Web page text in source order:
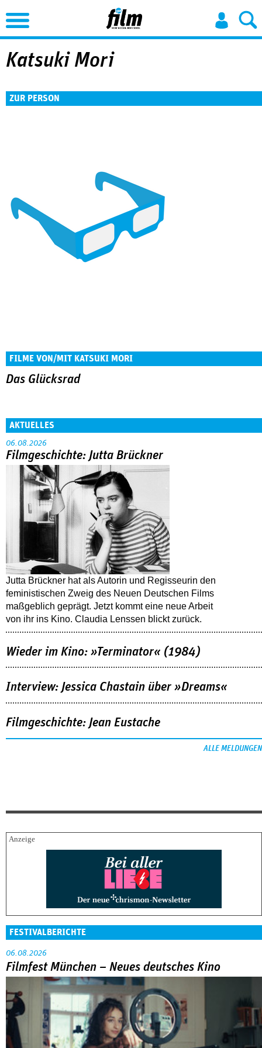
Jump to Navigation
Katsuki Mori
ZUR PERSON
FILME VON/MIT KATSUKI MORI
Das Glücksrad
AKTUELLES
06.08.2026
Filmgeschichte: Jutta Brückner
Jutta Brückner hat als Autorin und Regisseurin den
feministischen Zweig des Neuen Deutschen Films
maßgeblich geprägt. Jetzt kommt eine neue Arbeit
von ihr ins Kino. Claudia Lenssen blickt zurück.
Wieder im Kino: »Terminator« (1984)
Interview: Jessica Chastain über »Dreams«
Filmgeschichte: Jean Eustache
ALLE MELDUNGEN
FESTIVALBERICHTE
06.08.2026
Filmfest München – Neues deutsches Kino